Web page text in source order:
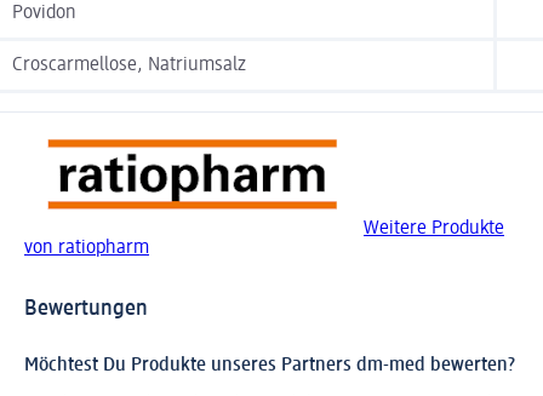
Povidon
Croscarmellose, Natriumsalz
Weitere Produkte
von ratiopharm
Bewertungen
Möchtest Du Produkte unseres Partners dm-med bewerten?